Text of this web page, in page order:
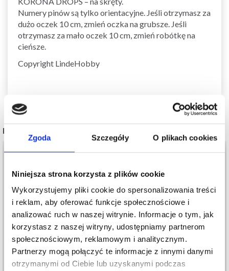
Zgoda Szczegóły O plikach cookies
Niniejsza strona korzysta z plików cookie
Wykorzystujemy pliki cookie do spersonalizowania treści
i reklam, aby oferować funkcje społecznościowe i
analizować ruch w naszej witrynie. Informacje o tym, jak
korzystasz z naszej witryny, udostępniamy partnerom
społecznościowym, reklamowym i analitycznym.
Partnerzy mogą połączyć te informacje z innymi danymi
otrzymanymi od Ciebie lub uzyskanymi podczas
Numery pinów są tylko orientacyjne. Jeśli otrzymasz za
dużo oczek 10 cm, zmień oczka na grubsze. Jeśli
otrzymasz za mało oczek 10 cm, zmień robótkę na
cieńsze.
Copyright LindeHobby
POPULARNE ALTERNATYWY